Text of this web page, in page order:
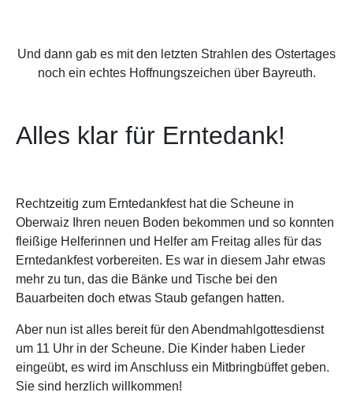
Und dann gab es mit den letzten Strahlen des Ostertages
noch ein echtes Hoffnungszeichen über Bayreuth.
Alles klar für Erntedank!
Rechtzeitig zum Erntedankfest hat die Scheune in
Oberwaiz Ihren neuen Boden bekommen und so konnten
fleißige Helferinnen und Helfer am Freitag alles für das
Erntedankfest vorbereiten. Es war in diesem Jahr etwas
mehr zu tun, das die Bänke und Tische bei den
Bauarbeiten doch etwas Staub gefangen hatten.
Aber nun ist alles bereit für den Abendmahlgottesdienst
um 11 Uhr in der Scheune. Die Kinder haben Lieder
eingeübt, es wird im Anschluss ein Mitbringbüffet geben.
Sie sind herzlich willkommen!